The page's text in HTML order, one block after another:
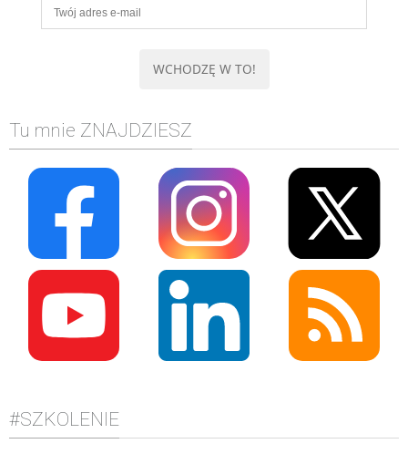
SQL
TESTOWANIE
SIECI
WYDARZENIA
BIZNES
PO GODZINACH
KONTAKT
Tu mnie ZNAJDZIESZ
#SZKOLENIE